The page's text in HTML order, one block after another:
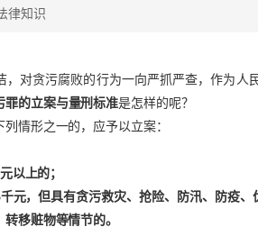
律知识
，对贪污腐败的行为一向严抓严查，作为
罪的立案与量刑标准是怎样的呢？
情形之一的，应予以立案：
以上的；
元，但具有贪污救灾、抢险、防汛、防疫
移赃物等情节的。